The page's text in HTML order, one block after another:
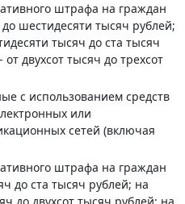
штрафа на граждан
шестидесяти тысяч рублей;
тысяч до ста тысяч
двухсот тысяч до трехсот
с использованием средств
или
сетей (включая
штрафа на граждан
до ста тысяч рублей; на